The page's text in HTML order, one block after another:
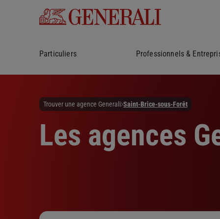
Particuliers Professionnels &
Trouver une agence Generali Saint-Brice-sous-Forêt
Les agences